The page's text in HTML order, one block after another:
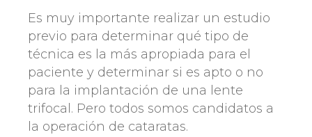
Es muy importante realizar un estudio
previo para determinar qué tipo de
técnica es la más apropiada para el
paciente y determinar si es apto o no
para la implantación de una lente
trifocal. Pero todos somos candidatos a
la operación de cataratas.